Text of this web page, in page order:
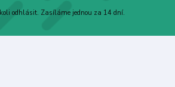
odhlásit. Zasíláme jednou za 14 dní.